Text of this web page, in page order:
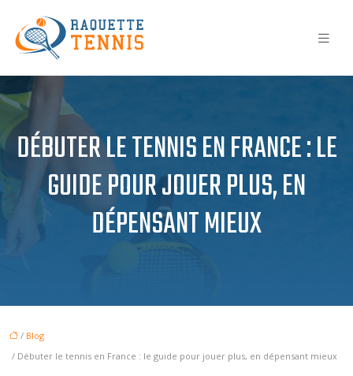
DÉBUTER LE TENNIS EN FRANCE : LE
GUIDE POUR JOUER PLUS, EN
DÉPENSANT MIEUX
/ Blog
/ Débuter le tennis en France : le guide pour jouer plus, en dépensant mieux